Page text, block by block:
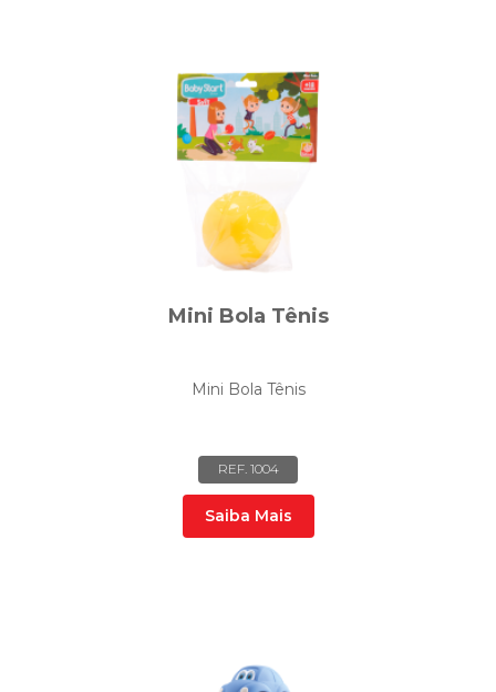
Mini Bola Tênis
Mini Bola Tênis
REF. 1004
Saiba Mais